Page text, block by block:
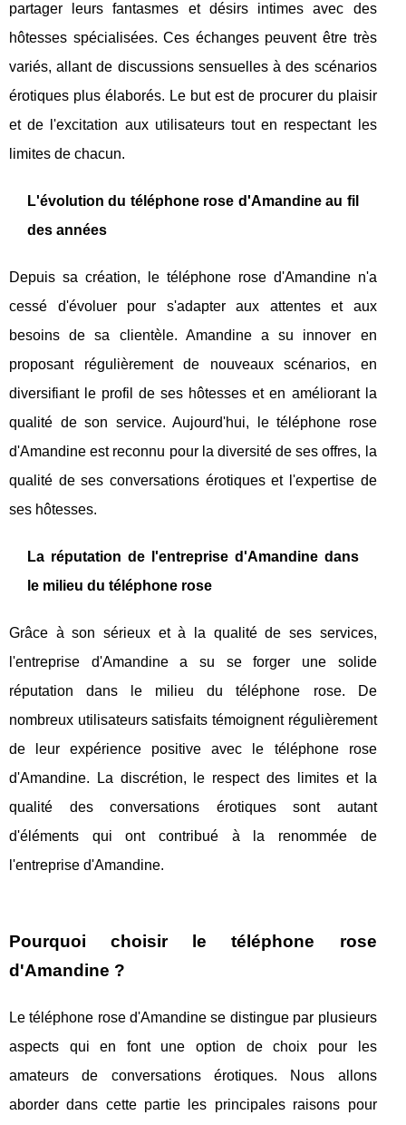
partager leurs fantasmes et désirs intimes avec des
hôtesses spécialisées. Ces échanges peuvent être très
variés, allant de discussions sensuelles à des scénarios
érotiques plus élaborés. Le but est de procurer du plaisir
et de l'excitation aux utilisateurs tout en respectant les
limites de chacun.
L'évolution du téléphone rose d'Amandine au fil
des années
Depuis sa création, le téléphone rose d'Amandine n'a
cessé d'évoluer pour s'adapter aux attentes et aux
besoins de sa clientèle. Amandine a su innover en
proposant régulièrement de nouveaux scénarios, en
diversifiant le profil de ses hôtesses et en améliorant la
qualité de son service. Aujourd'hui, le téléphone rose
d'Amandine est reconnu pour la diversité de ses offres, la
qualité de ses conversations érotiques et l'expertise de
ses hôtesses.
La réputation de l'entreprise d'Amandine dans
le milieu du téléphone rose
Grâce à son sérieux et à la qualité de ses services,
l'entreprise d'Amandine a su se forger une solide
réputation dans le milieu du téléphone rose. De
nombreux utilisateurs satisfaits témoignent régulièrement
de leur expérience positive avec le téléphone rose
d'Amandine. La discrétion, le respect des limites et la
qualité des conversations érotiques sont autant
d'éléments qui ont contribué à la renommée de
l'entreprise d'Amandine.
Pourquoi choisir le téléphone rose
d'Amandine ?
Le téléphone rose d'Amandine se distingue par plusieurs
aspects qui en font une option de choix pour les
amateurs de conversations érotiques. Nous allons
aborder dans cette partie les principales raisons pour